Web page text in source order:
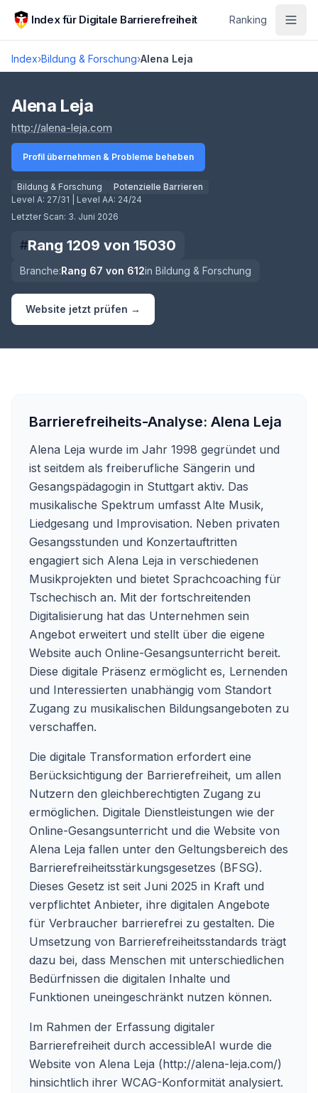
Zum Hauptinhalt springen
Index für Digitale Barrierefreiheit Ranking
Index›Bildung & Forschung›Alena Leja
Score lädt
Alena Leja
http://alena-leja.com
Profil übernehmen & Probleme beheben
Bildung & Forschung
Potenzielle Barrieren
Level A: 27/31 | Level AA: 24/24
Letzter Scan: 3. Juni 2026
#Rang 1209 von 15030
Branche:Rang 67 von 612in Bildung & Forschung
Website jetzt prüfen →
Barrierefreiheits-Analyse: Alena Leja
Alena Leja wurde im Jahr 1998 gegründet und
ist seitdem als freiberufliche Sängerin und
Gesangspädagogin in Stuttgart aktiv. Das
musikalische Spektrum umfasst Alte Musik,
Liedgesang und Improvisation. Neben privaten
Gesangsstunden und Konzertauftritten
engagiert sich Alena Leja in verschiedenen
Musikprojekten und bietet Sprachcoaching für
Tschechisch an. Mit der fortschreitenden
Digitalisierung hat das Unternehmen sein
Angebot erweitert und stellt über die eigene
Website auch Online-Gesangsunterricht bereit.
Diese digitale Präsenz ermöglicht es, Lernenden
und Interessierten unabhängig vom Standort
Zugang zu musikalischen Bildungsangeboten zu
verschaffen.
Die digitale Transformation erfordert eine
Berücksichtigung der Barrierefreiheit, um allen
Nutzern den gleichberechtigten Zugang zu
ermöglichen. Digitale Dienstleistungen wie der
Online-Gesangsunterricht und die Website von
Alena Leja fallen unter den Geltungsbereich des
Barrierefreiheitsstärkungsgesetzes (BFSG).
Dieses Gesetz ist seit Juni 2025 in Kraft und
verpflichtet Anbieter, ihre digitalen Angebote
für Verbraucher barrierefrei zu gestalten. Die
Umsetzung von Barrierefreiheitsstandards trägt
dazu bei, dass Menschen mit unterschiedlichen
Bedürfnissen die digitalen Inhalte und
Funktionen uneingeschränkt nutzen können.
Im Rahmen der Erfassung digitaler
Barrierefreiheit durch accessibleAI wurde die
Website von Alena Leja (http://alena-leja.com/)
hinsichtlich ihrer WCAG-Konformität analysiert.